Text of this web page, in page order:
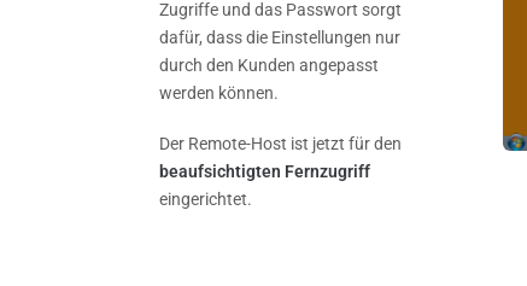
Zugriffe und das Passwort sorgt
dafür, dass die Einstellungen nur
durch den Kunden angepasst
werden können.
Der Remote-Host ist jetzt für den
beaufsichtigten Fernzugriff
eingerichtet.